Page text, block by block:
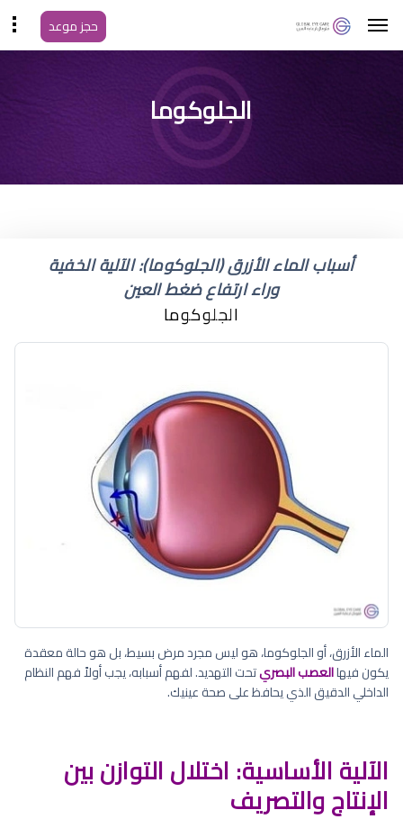
حجز موعد
نصائح بعد عملية المياه
الزرقاء
الجلوكوما
أسباب الماء الأزرق (الجلوكوما): الآلية الخفية
وراء ارتفاع ضغط العين
الجلوكوما
الماء الأزرق، أو الجلوكوما، هو ليس مجرد مرض بسيط، بل هو حالة معقدة
يكون فيهاالعصب البصريتحت التهديد. لفهم أسبابه، يجب أولاً فهم النظام
الداخلي الدقيق الذي يحافظ على صحة عينيك.
الآلية الأساسية: اختلال التوازن بين
الإنتاج والتصريف